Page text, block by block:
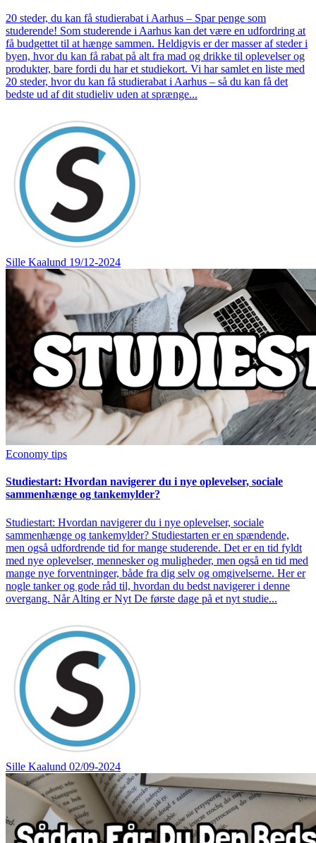
20 steder, du kan få studierabat i Aarhus – Spar penge som
studerende! Som studerende i Aarhus kan det være en udfordring at
få budgettet til at hænge sammen. Heldigvis er der masser af steder i
byen, hvor du kan få rabat på alt fra mad og drikke til oplevelser og
produkter, bare fordi du har et studiekort. Vi har samlet en liste med
20 steder, hvor du kan få studierabat i Aarhus – så du kan få det
bedste ud af dit studieliv uden at sprænge...
Sille Kaalund 19/12-2024
Economy tips
Studiestart: Hvordan navigerer du i nye oplevelser, sociale
sammenhænge og tankemylder?
Studiestart: Hvordan navigerer du i nye oplevelser, sociale
sammenhænge og tankemylder? Studiestarten er en spændende,
men også udfordrende tid for mange studerende. Det er en tid fyldt
med nye oplevelser, mennesker og muligheder, men også en tid med
mange nye forventninger, både fra dig selv og omgivelserne. Her er
nogle tanker og gode råd til, hvordan du bedst navigerer i denne
overgang. Når Alting er Nyt De første dage på et nyt studie...
Sille Kaalund 02/09-2024